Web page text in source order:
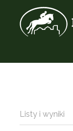
Listy i wyniki